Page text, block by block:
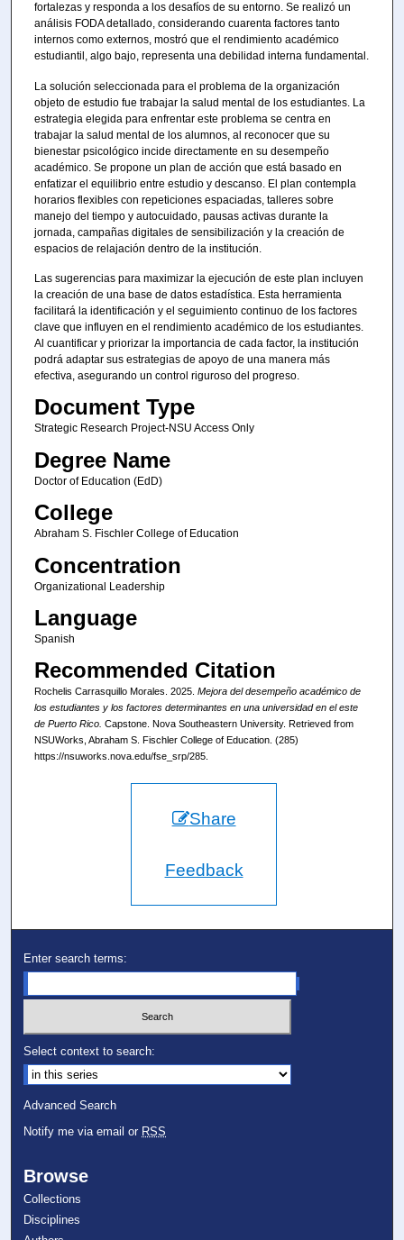
fortalezas y responda a los desafíos de su entorno. Se realizó un
análisis FODA detallado, considerando cuarenta factores tanto
internos como externos, mostró que el rendimiento académico
estudiantil, algo bajo, representa una debilidad interna fundamental.
La solución seleccionada para el problema de la organización
objeto de estudio fue trabajar la salud mental de los estudiantes. La
estrategia elegida para enfrentar este problema se centra en
trabajar la salud mental de los alumnos, al reconocer que su
bienestar psicológico incide directamente en su desempeño
académico. Se propone un plan de acción que está basado en
enfatizar el equilibrio entre estudio y descanso. El plan contempla
horarios flexibles con repeticiones espaciadas, talleres sobre
manejo del tiempo y autocuidado, pausas activas durante la
jornada, campañas digitales de sensibilización y la creación de
espacios de relajación dentro de la institución.
Las sugerencias para maximizar la ejecución de este plan incluyen
la creación de una base de datos estadística. Esta herramienta
facilitará la identificación y el seguimiento continuo de los factores
clave que influyen en el rendimiento académico de los estudiantes.
Al cuantificar y priorizar la importancia de cada factor, la institución
podrá adaptar sus estrategias de apoyo de una manera más
efectiva, asegurando un control riguroso del progreso.
Document Type
Strategic Research Project-NSU Access Only
Degree Name
Doctor of Education (EdD)
College
Abraham S. Fischler College of Education
Concentration
Organizational Leadership
Language
Spanish
Recommended Citation
Rochelis Carrasquillo Morales. 2025. Mejora del desempeño académico de
los estudiantes y los factores determinantes en una universidad en el este
de Puerto Rico. Capstone. Nova Southeastern University. Retrieved from
NSUWorks, Abraham S. Fischler College of Education. (285)
https://nsuworks.nova.edu/fse_srp/285.
Share
Feedback
Enter search terms:
Select context to search:
Advanced Search
Notify me via email or RSS
Browse
Collections
Disciplines